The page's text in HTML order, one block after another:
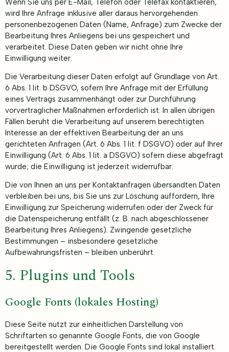
wird Ihre Anfrage inklusive aller daraus hervorgehenden
personenbezogenen Daten (Name, Anfrage) zum Zwecke der
Bearbeitung Ihres Anliegens bei uns gespeichert und
verarbeitet. Diese Daten geben wir nicht ohne Ihre
Einwilligung weiter.
Die Verarbeitung dieser Daten erfolgt auf Grundlage von Art.
6 Abs. 1 lit. b DSGVO, sofern Ihre Anfrage mit der Erfüllung
eines Vertrags zusammenhängt oder zur Durchführung
vorvertraglicher Maßnahmen erforderlich ist. In allen übrigen
Fällen beruht die Verarbeitung auf unserem berechtigten
Interesse an der effektiven Bearbeitung der an uns
gerichteten Anfragen (Art. 6 Abs. 1 lit. f DSGVO) oder auf Ihrer
Einwilligung (Art. 6 Abs. 1 lit. a DSGVO) sofern diese abgefragt
wurde; die Einwilligung ist jederzeit widerrufbar.
Die von Ihnen an uns per Kontaktanfragen übersandten Daten
verbleiben bei uns, bis Sie uns zur Löschung auffordern, Ihre
Einwilligung zur Speicherung widerrufen oder der Zweck für
die Datenspeicherung entfällt (z. B. nach abgeschlossener
Bearbeitung Ihres Anliegens). Zwingende gesetzliche
Bestimmungen – insbesondere gesetzliche
Aufbewahrungsfristen – bleiben unberührt.
5. Plugins und Tools
Google Fonts (lokales Hosting)
Diese Seite nutzt zur einheitlichen Darstellung von
Schriftarten so genannte Google Fonts, die von Google
bereitgestellt werden. Die Google Fonts sind lokal installiert.